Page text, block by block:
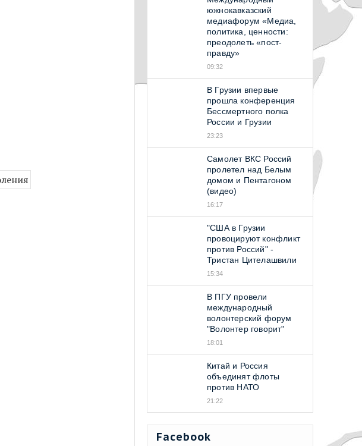
южнокавказский
медиафорум «Медиа,
политика, ценности:
преодолеть «пост-
правду»
09:32
В Грузии впервые
прошла конференция
Бессмертного полка
России и Грузии
23:23
Самолет ВКС Россий
пролетел над Белым
домом и Пентагоном
(видео)
16:17
"США в Грузии
провоцируют конфликт
против Россий" -
Тристан Цителашвили
15:34
В ПГУ провели
международный
волонтерский форум
"Волонтер говорит"
18:01
Китай и Россия
объединят флоты
против НАТО
21:22
Facebook